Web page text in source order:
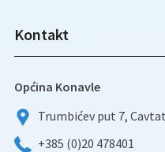
Kontakt
Općina Konavle
Trumbićev put 7, Cavtat
+385 (0)20 478401